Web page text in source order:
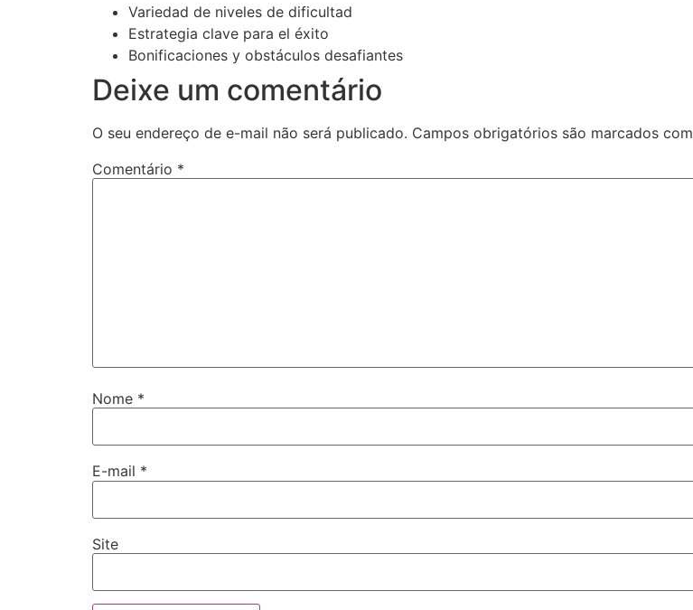
Variedad de niveles de dificultad
Estrategia clave para el éxito
Bonificaciones y obstáculos desafiantes
Deixe um comentário
O seu endereço de e-mail não será publicado. Campos obrigatórios são marcados com
Comentário *
Nome *
E-mail *
Site